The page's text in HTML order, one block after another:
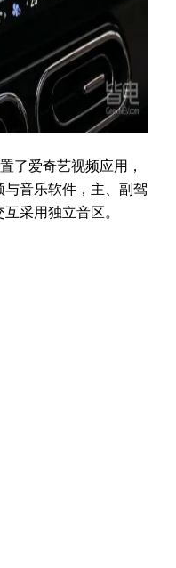
了爱奇艺视频应用，
音乐软件，主、副驾
采用独立音区。